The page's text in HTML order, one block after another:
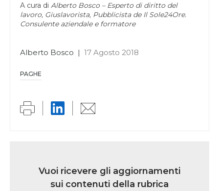
A cura di Alberto Bosco – Esperto di diritto del
lavoro, Giuslavorista, Pubblicista de Il Sole24Ore.
Consulente aziendale e formatore
Alberto Bosco | 17 Agosto 2018
PAGHE
iscrizioneVuoi ricevere gli aggiornamenti
sui contenuti della rubrica